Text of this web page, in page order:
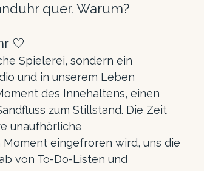
quer. Warum?
🤍
Spielerei, sondern ein
und in unserem Leben
des Innehaltens, einen
zum Stillstand. Die Zeit
unaufhörliche
eingefroren wird, uns die
von To-Do-Listen und